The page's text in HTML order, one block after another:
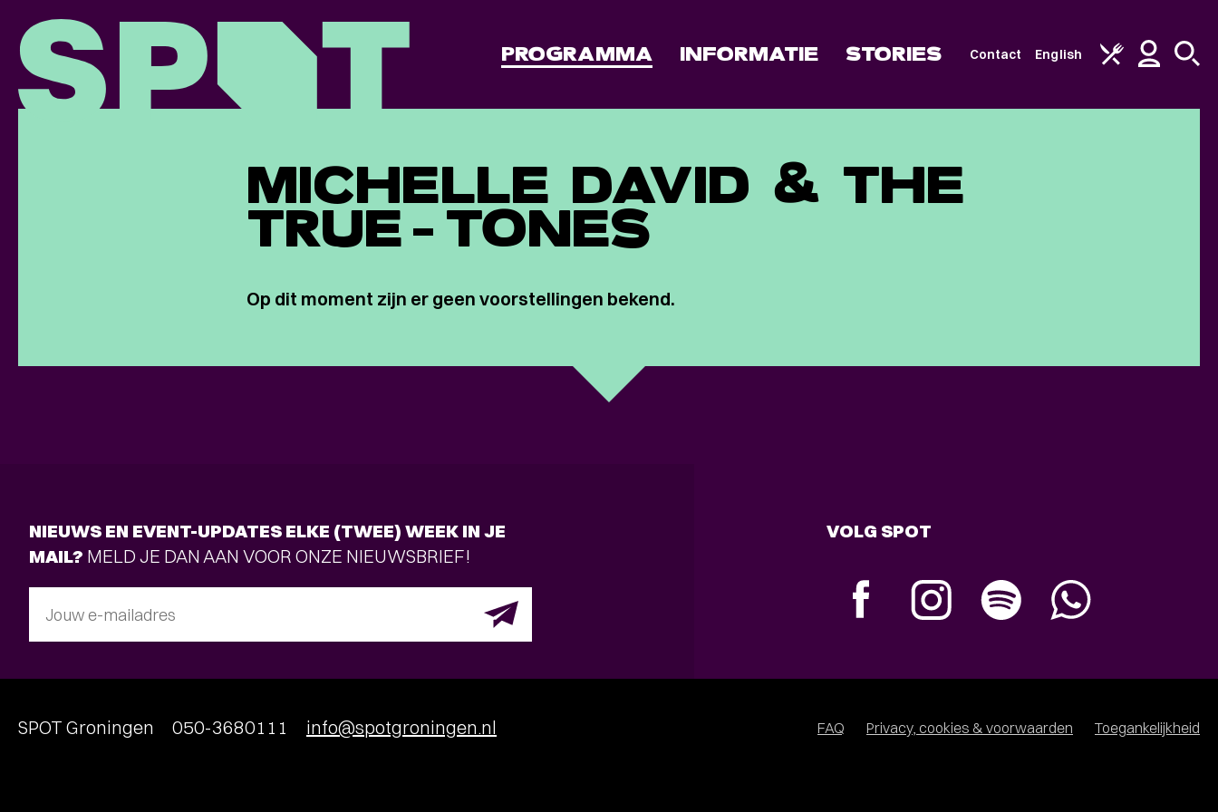
PROGRAMMA INFORMATIE STORIES Contact English
MICHELLE DAVID & THE
TRUE-TONES
Op dit moment zijn er geen voorstellingen bekend.
NIEUWS EN EVENT-UPDATES ELKE (TWEE) WEEK IN JE
MAIL? MELD JE DAN AAN VOOR ONZE NIEUWSBRIEF!
Jouw e-mailadres
VOLG SPOT
SPOT Groningen 050-3680111 info@spotgroningen.nl FAQ Privacy, cookies & voorwaarden Toegankelijkheid